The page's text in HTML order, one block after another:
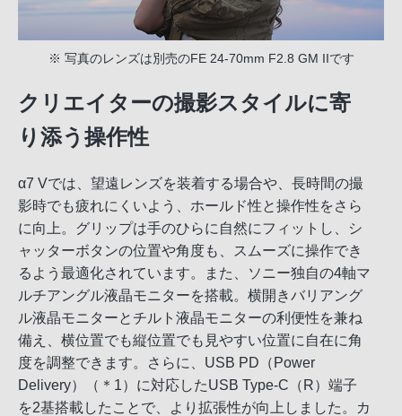
※ 写真のレンズは別売のFE 24-70mm F2.8 GM IIです
クリエイターの撮影スタイルに寄
り添う操作性
α7 Vでは、望遠レンズを装着する場合や、長時間の撮
影時でも疲れにくいよう、ホールド性と操作性をさら
に向上。グリップは手のひらに自然にフィットし、シ
ャッターボタンの位置や角度も、スムーズに操作でき
るよう最適化されています。また、ソニー独自の4軸マ
ルチアングル液晶モニターを搭載。横開きバリアング
ル液晶モニターとチルト液晶モニターの利便性を兼ね
備え、横位置でも縦位置でも見やすい位置に自在に角
度を調整できます。さらに、USB PD（Power
Delivery）（＊1）に対応したUSB Type-C（R）端子
を2基搭載したことで、より拡張性が向上しました。カ